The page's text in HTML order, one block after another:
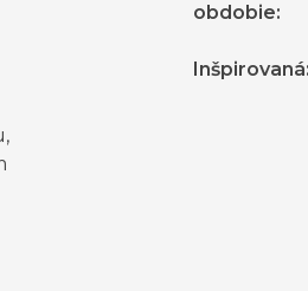
obdobie:
Inšpirovaná